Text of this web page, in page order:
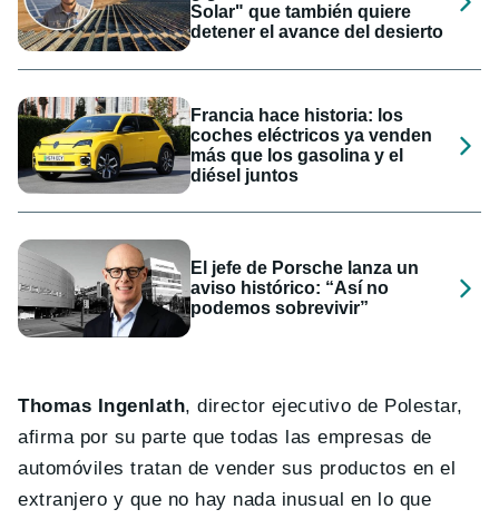
Solar" que también quiere
detener el avance del desierto
Francia hace historia: los
coches eléctricos ya venden
más que los gasolina y el
diésel juntos
El jefe de Porsche lanza un
aviso histórico: “Así no
podemos sobrevivir”
Thomas Ingenlath, director ejecutivo de Polestar,
afirma por su parte que todas las empresas de
automóviles tratan de vender sus productos en el
extranjero y que no hay nada inusual en lo que